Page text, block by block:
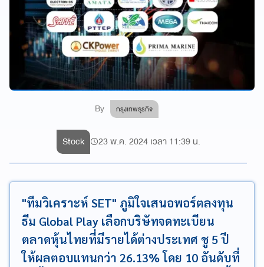
By กรุงเทพธุรกิจ
Stock 23 พ.ค. 2024 เวลา 11:39 น.
"ทีมวิเคราะห์ SET" ภูมิใจเสนอพอร์ตลงทุน
ธีม Global Play เลือกบริษัทจดทะเบียน
ตลาดหุ้นไทยที่มีรายได้ต่างประเทศ ชู 5 ปี
ให้ผลตอบแทนกว่า 26.13% โดย 10 อันดับที่